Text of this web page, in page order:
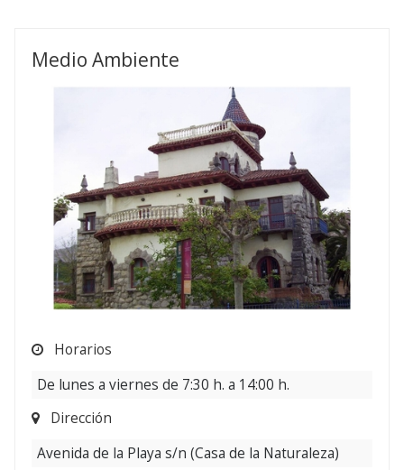
enlaces
Medio Ambiente
Horarios
De lunes a viernes de 7:30 h. a 14:00 h.
Dirección
Avenida de la Playa s/n (Casa de la Naturaleza)